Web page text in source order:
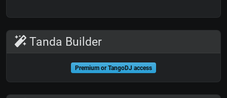
Tanda Builder
Premium or TangoDJ access